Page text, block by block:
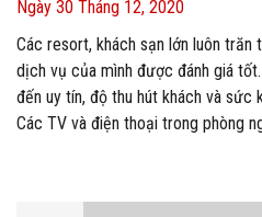
Ngày 30 Tháng 12, 2020
Các resort, khách sạn lớn luôn
dịch vụ của mình được đánh giá
đến uy tín, độ thu hút khách và sức
Các TV và điện thoại trong phòng
out, tra cứu thông tin, phàn nàn